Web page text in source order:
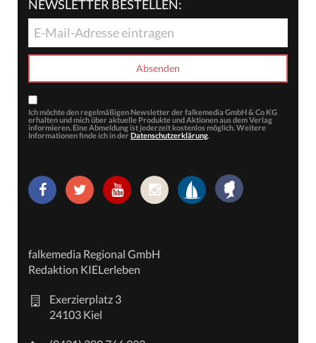
NEWSLETTER BESTELLEN:
Ich möchte den regelmäßigen Newsletter der falkemedia GmbH & Co KG
erhalten und mich über aktuelle Produkte und Aktionen aus dem Verlag
informieren. Eine Abmeldung ist jederzeit kostenlos möglich. Weitere
Informationen finde ich in der Datenschutzerklärung.
falkemedia Regional GmbH
Redaktion KIELerleben
Exerzierplatz 3
24103 Kiel